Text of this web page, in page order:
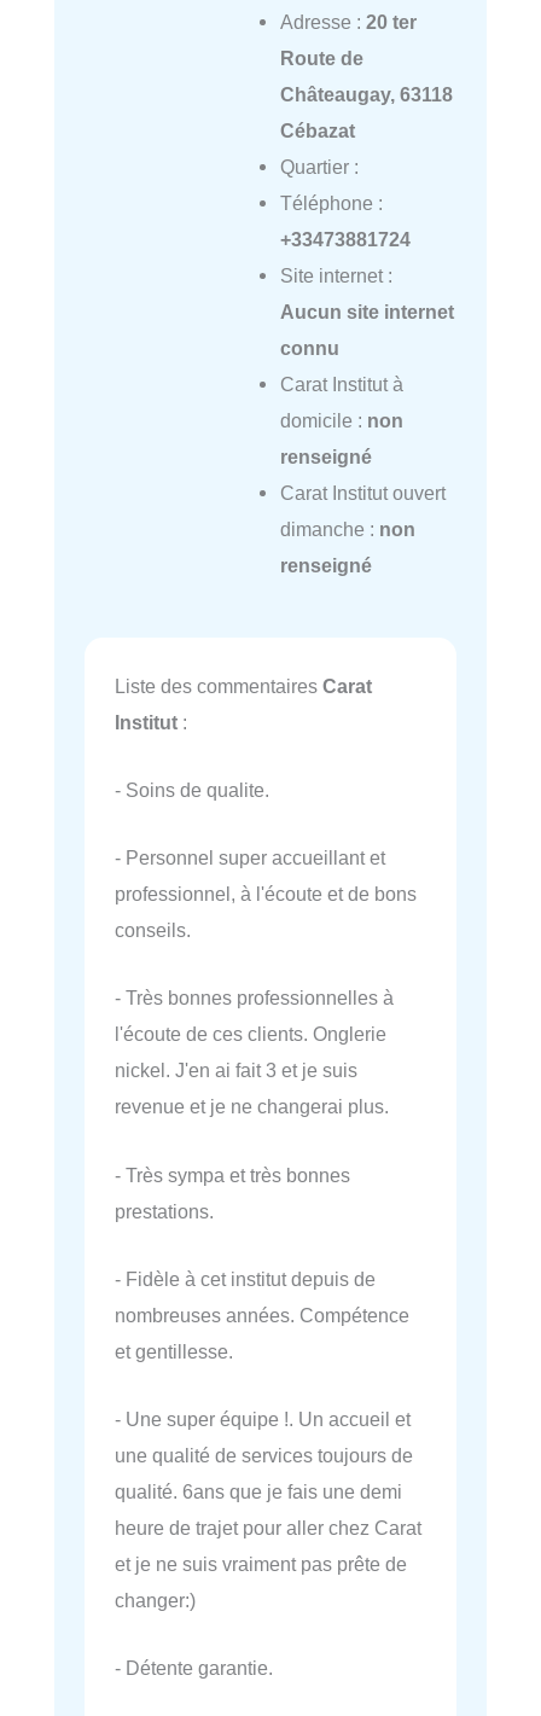
Adresse : 20 ter
Route de
Châteaugay, 63118
Cébazat
Quartier :
Téléphone :
+33473881724
Site internet :
Aucun site internet
connu
Carat Institut à
domicile : non
renseigné
Carat Institut ouvert
dimanche : non
renseigné
Liste des commentaires Carat
Institut :
- Soins de qualite.
- Personnel super accueillant et
professionnel, à l'écoute et de bons
conseils.
- Très bonnes professionnelles à
l'écoute de ces clients. Onglerie
nickel. J'en ai fait 3 et je suis
revenue et je ne changerai plus.
- Très sympa et très bonnes
prestations.
- Fidèle à cet institut depuis de
nombreuses années. Compétence
et gentillesse.
- Une super équipe !. Un accueil et
une qualité de services toujours de
qualité. 6ans que je fais une demi
heure de trajet pour aller chez Carat
et je ne suis vraiment pas prête de
changer:)
- Détente garantie.